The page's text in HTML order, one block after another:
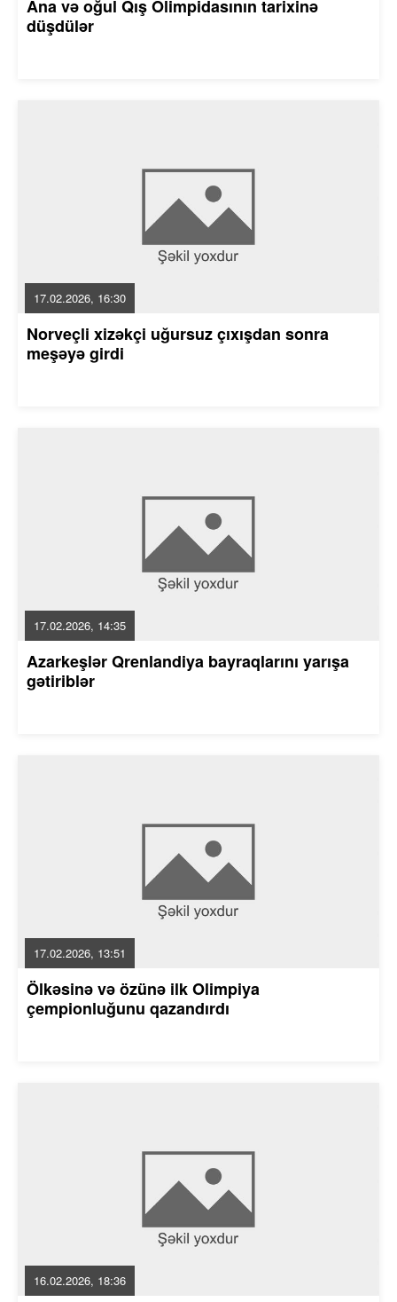
Ana və oğul Qış Olimpidasının tarixinə
düşdülər
17.02.2026, 16:30
Norveçli xizəkçi uğursuz çıxışdan sonra
meşəyə girdi
17.02.2026, 14:35
Azarkeşlər Qrenlandiya bayraqlarını yarışa
gətiriblər
17.02.2026, 13:51
Ölkəsinə və özünə ilk Olimpiya
çempionluğunu qazandırdı
16.02.2026, 18:36